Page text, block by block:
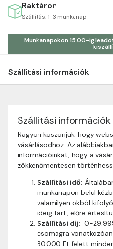
Raktáron
Szállítás: 1-3 munkanap
Munkanapokon 15.00-ig
Szállítási információk
Szállítási információk
Nagyon köszönjük, hogy
vásárlásodhoz. Az
információinkat, hogy a
zökkenőmentesen
Szállítási idő:
munkanapon belül
valamilyen okból
ideig tart, előre
Szállítási díj: 0-
csomagra
30.000 Ft felett